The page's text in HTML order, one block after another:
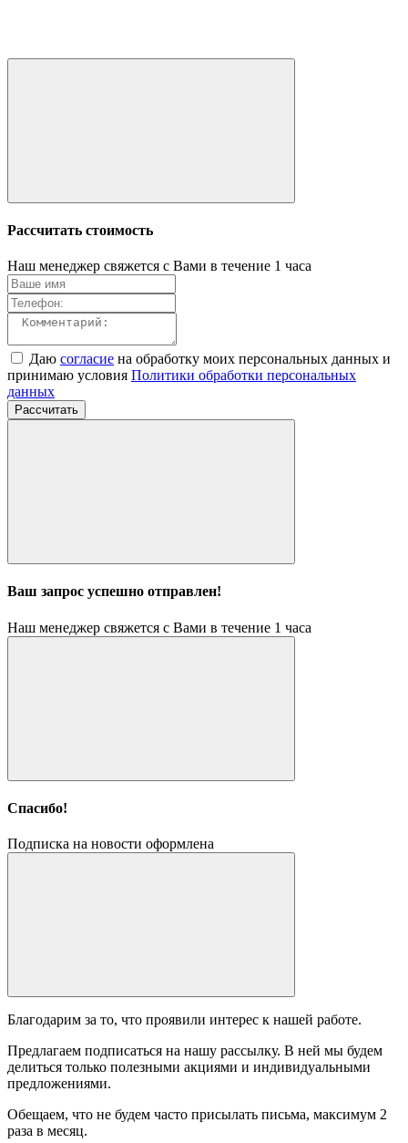
Рассчитать стоимость
Наш менеджер свяжется с Вами в течение 1 часа
Даю согласие на обработку моих персональных данных и
принимаю условия Политики обработки персональных
данных
Рассчитать
Ваш запрос успешно отправлен!
Наш менеджер свяжется с Вами в течение 1 часа
Спасибо!
Подписка на новости оформлена
Благодарим за то, что проявили интерес к нашей работе.
Предлагаем подписаться на нашу рассылку. В ней мы будем
делиться только полезными акциями и индивидуальными
предложениями.
Обещаем, что не будем часто присылать письма, максимум 2
раза в месяц.